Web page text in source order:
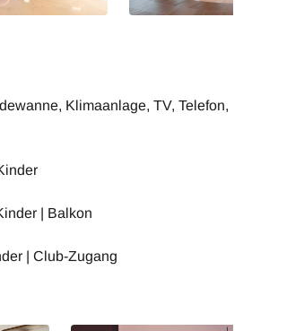
Klimaanlage, TV, Telefon,
| Balkon
| Club-Zugang